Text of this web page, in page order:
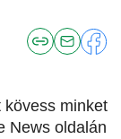
kövess minket
News oldalán